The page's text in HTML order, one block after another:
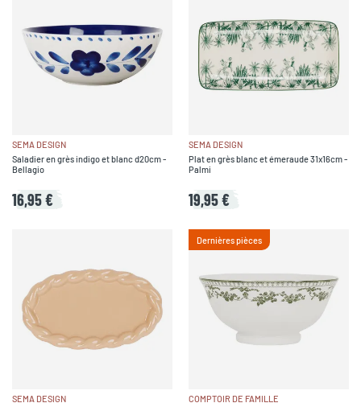
SEMA DESIGN
Saladier en grès indigo et blanc d20cm -
Bellagio
16,95 €
SEMA DESIGN
Plat en grès blanc et émeraude 31x16cm -
Palmi
19,95 €
SEMA DESIGN
Dernières pièces
COMPTOIR DE FAMILLE